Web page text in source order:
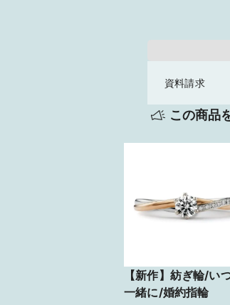
資料請求
この商品
【新作】紡ぎ輪/い
一緒に/婚約指輪